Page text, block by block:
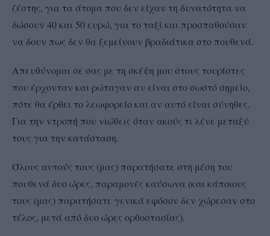
ζέστης, για τα άτομα που δεν είχαν τη δυνατότητα να
δώσουν 40 και 50 ευρώ, για το ταξί και προσπαθούσαν
να δουν πως δεν θα ξεμείνουν βραδιάτικα στο πουθενά.
Απευθύνομαι σε σας με τη σκέψη μου στους τουρίστες
που έρχονταν και ρώταγαν αν είναι στο σωστό σημείο,
πότε θα έρθει το λεωφορείο και αν αυτό είναι σύνηθες.
Για την ντροπή που νιώθεις όταν ακούς τι λένε μεταξύ
τους για την κατάσταση.
Όλους αυτούς τους (μας) παρατήσατε στη μέση του
πουθενά δυο ώρες, παραμονές καύσωνα (και κάποιους
τους (μας) παρατήσατε γενικά εφόσον δεν χώρεσαν στο
τέλος, μετά από δυο ώρες ορθοστασίας).